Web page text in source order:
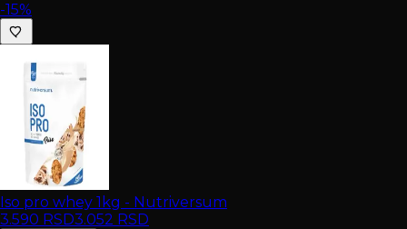
-15%
Iso pro whey 1kg - Nutriversum
3.590 RSD3.052 RSD